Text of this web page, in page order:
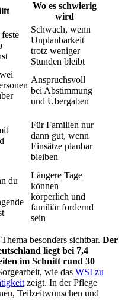
Wo es schwierig
wird
Schwach, wenn
Unplanbarkeit
trotz weniger
Stunden bleibt
Anspruchsvoll
bei Abstimmung
und Übergaben
Für Familien nur
dann gut, wenn
Einsätze planbar
bleiben
du
Längere Tage
können
körperlich und
familiär fordernd
sein
besonders sichtbar. Der
liegt bei 7,4
im Schnitt rund 30
wie das WSI zu
zeigt. In der Pflege
Teilzeitwünschen und